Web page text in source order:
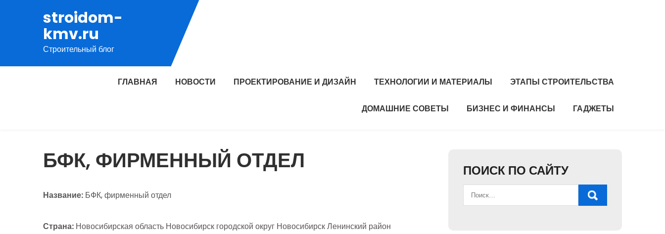
содержимому
stroidom-
kmv.ru
Строительный блог
ГЛАВНАЯ НОВОСТИ ПРОЕКТИРОВАНИЕ И ДИЗАЙН ТЕХНОЛОГИИ И МАТЕРИАЛЫ ЭТАПЫ СТРОИТЕЛЬСТВА
ДОМАШНИЕ СОВЕТЫ БИЗНЕС И ФИНАНСЫ ГАДЖЕТЫ
БФК, ФИРМЕННЫЙ ОТДЕЛ
Название: БФК, фирменный отдел
Страна: Новосибирская область Новосибирск городской округ Новосибирск Ленинский район
ПОИСК ПО САЙТУ